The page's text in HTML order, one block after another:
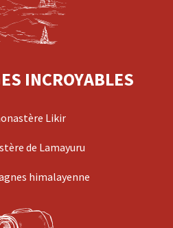
INCROYABLES
Likir
de Lamayuru
himalayenne